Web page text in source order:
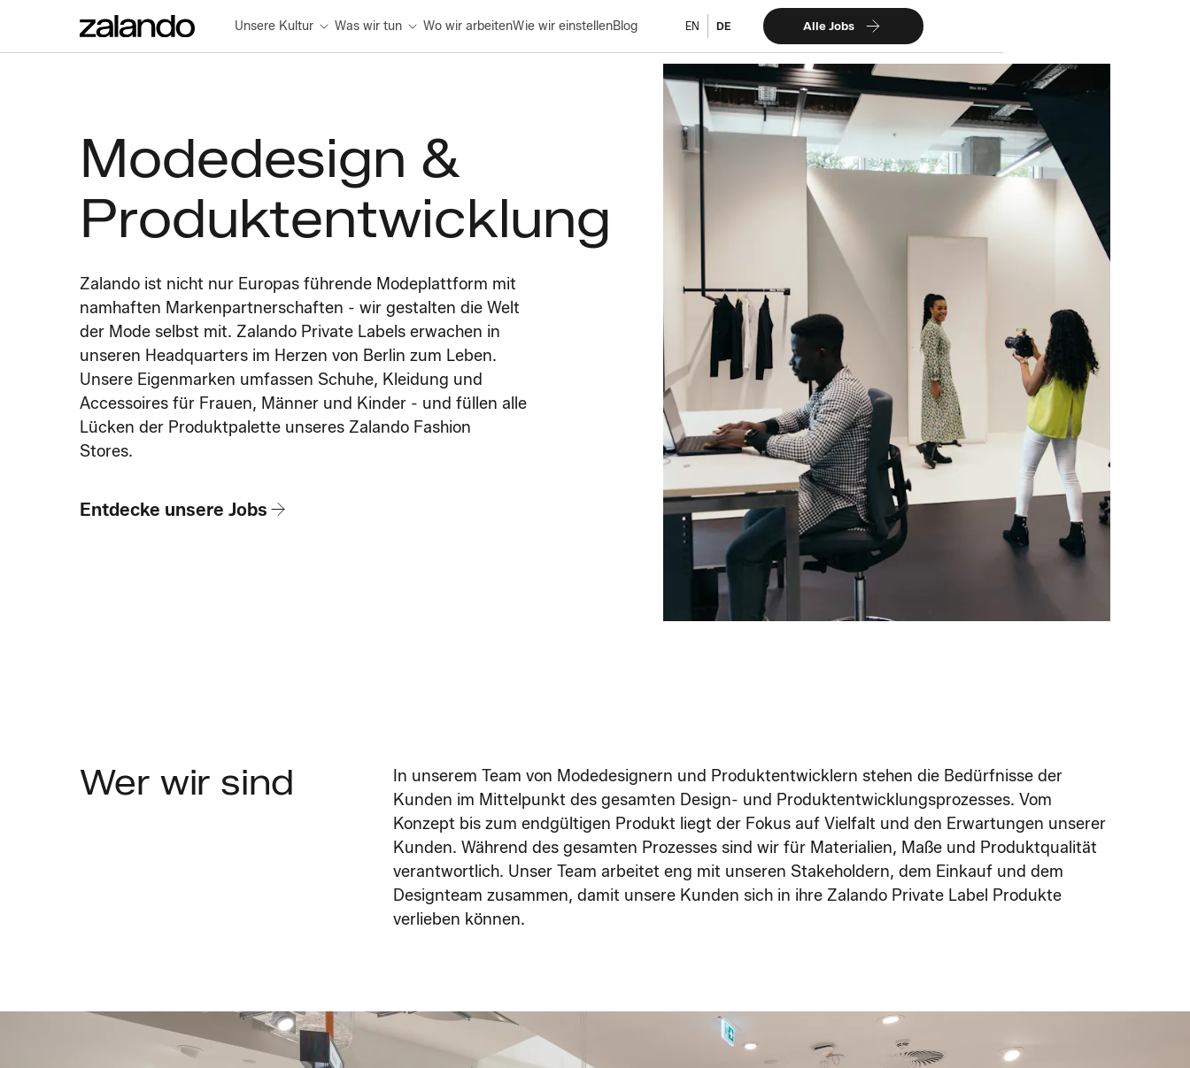
Unsere Kultur Was wir tun Wo wir arbeitenWie wir einstellenBlog EN DE Alle Jobs
Modedesign &
Produktentwicklung
Zalando ist nicht nur Europas führende Modeplattform mit
namhaften Markenpartnerschaften - wir gestalten die Welt
der Mode selbst mit. Zalando Private Labels erwachen in
unseren Headquarters im Herzen von Berlin zum Leben.
Unsere Eigenmarken umfassen Schuhe, Kleidung und
Accessoires für Frauen, Männer und Kinder - und füllen alle
Lücken der Produktpalette unseres Zalando Fashion
Stores.
Entdecke unsere Jobs
Wer wir sind
In unserem Team von Modedesignern und Produktentwicklern stehen die Bedürfnisse der
Kunden im Mittelpunkt des gesamten Design- und Produktentwicklungsprozesses. Vom
Konzept bis zum endgültigen Produkt liegt der Fokus auf Vielfalt und den Erwartungen unserer
Kunden. Während des gesamten Prozesses sind wir für Materialien, Maße und Produktqualität
verantwortlich. Unser Team arbeitet eng mit unseren Stakeholdern, dem Einkauf und dem
Designteam zusammen, damit unsere Kunden sich in ihre Zalando Private Label Produkte
verlieben können.